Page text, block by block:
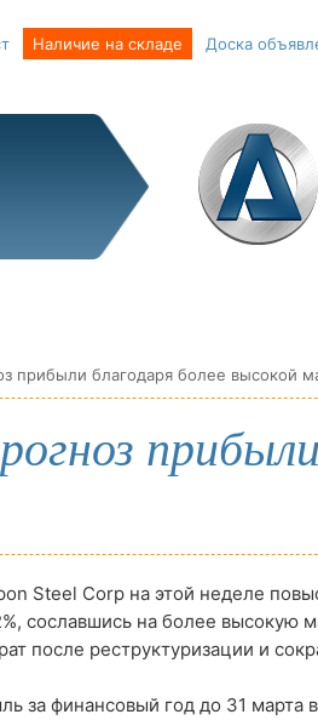
Наличие на складе Доска
прибыли благодаря более высокой
Steel Corp на этой неделе
сославшись на более высокую
после реструктуризации и
за финансовый год до 31 марта